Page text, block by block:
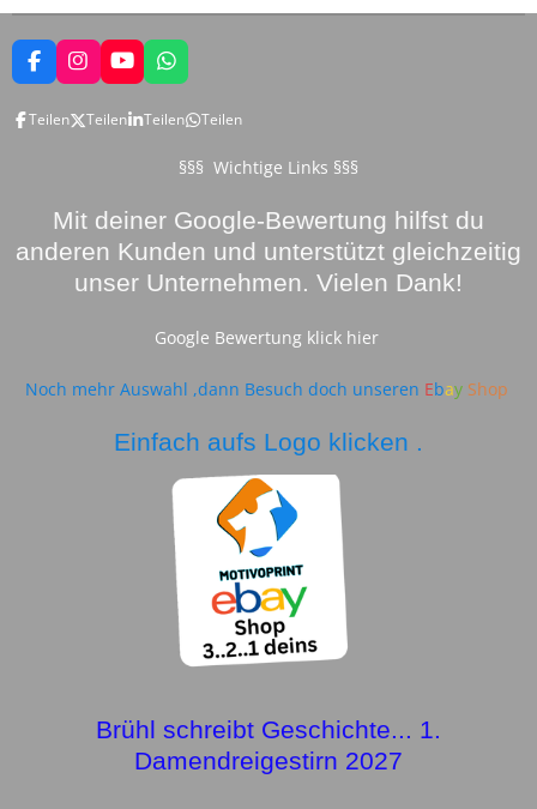
F
a
e
I
n
t
m
Y
o
u
T
W
h
t
Teilen Teilen Teilen Teilen
§§§ Wichtige Links §§§
Mit deiner Google-Bewertung hilfst du
anderen Kunden und unterstützt gleichzeitig
unser Unternehmen. Vielen Dank!
Google Bewertung klick hier
Noch mehr Auswahl ,dann Besuch doch unseren EbayShop
Einfach aufs Logo klicken .
Brühl schreibt Geschichte... 1.
Damendreigestirn 2027